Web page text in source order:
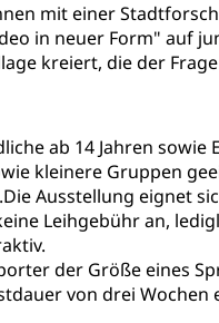
mit einer
in neuer Form" auf
kreiert, die der
ab 14 Jahren sowie
kleinere Gruppen
Ausstellung eignet
Leihgebühr an,
der Größe eines
von drei Wochen